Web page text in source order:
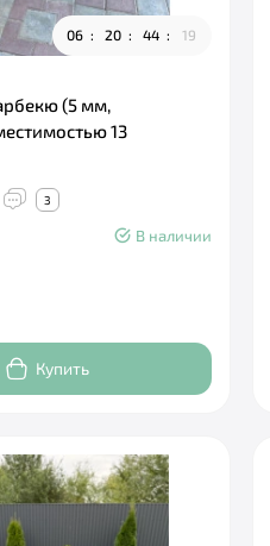
06 20 44 17
(5 мм,
13
3
В наличии
Купить